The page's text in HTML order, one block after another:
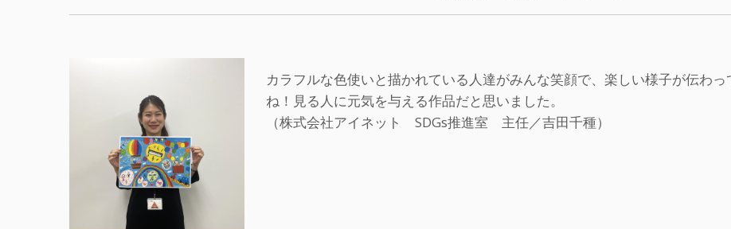
カラフルな色使いと描かれている人達がみんな笑顔で、楽しい様子が伝わ
ね！見る人に元気を与える作品だと思いました。
（株式会社アイネット SDGs推進室 主任／吉田千種）